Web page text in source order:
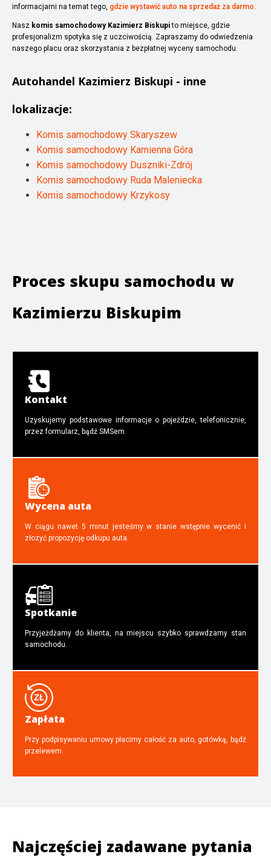
informacjami na temat tego, gdzie wystawić auto na sprzedaż za darmo.
Nasz komis samochodowy Kazimierz Biskupito miejsce, gdzie
profesjonalizm spotyka się z uczciwością. Zapraszamy do odwiedzenia
naszego placu oraz skorzystania z bezpłatnej wyceny samochodu.
Autohandel Kazimierz Biskupi - inne
lokalizacje:
Komis samochodowy Skaryszew
Komis samochodowy Kamienna Góra
Komis samochodowy Duszniki-Zdrój
Komis samochodowy Ruda Maleniecka
Komis samochodowy Krzykosy
Proces skupu samochodu w
Kazimierzu Biskupim
Kontakt
Uzyskujemy podstawowe informacje o pojeździe, telefonicznie,
przez formularz, bądź SMSem.
Wycena auta
W ciągu nawet 5 minut jesteśmy w stanie wstępnie wycenić i
złozyć propozycję odkupu auta.
Spotkanie
Przyjeżdżamy do klienta, na miejscu szybko sprawdzamy stan
samochodu.
Zapłata
Przy podpisywaniu umowy płacimy całość za auto, gotówką, bądź
przelewem.
Najczęściej zadawane pytania